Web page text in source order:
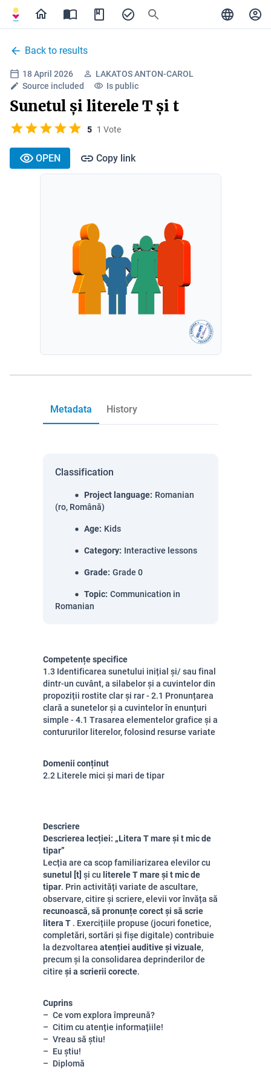
Back to results
18 April 2026
LAKATOS ANTON-CAROL
Source included
Is public
Sunetul și literele T și t
5 1 Vote
OPEN Copy link
Metadata History
Classification
Project language: Romanian
(ro, Română)
Age: Kids
Category: Interactive lessons
Grade: Grade 0
Topic: Communication in
Romanian
Competențe specifice
1.3 Identificarea sunetului inițial și/ sau final
dintr-un cuvânt, a silabelor și a cuvintelor din
propoziții rostite clar și rar - 2.1 Pronunțarea
clară a sunetelor și a cuvintelor în enunțuri
simple - 4.1 Trasarea elementelor grafice și a
contururilor literelor, folosind resurse variate
Domenii conținut
2.2 Literele mici și mari de tipar
Descriere
Descrierea lecției: „Litera T mare și t mic de
tipar”
Lecția are ca scop familiarizarea elevilor cu
sunetul [t] și cu literele T mare și t mic de
tipar. Prin activități variate de ascultare,
observare, citire și scriere, elevii vor învăța să
recunoască, să pronunțe corect și să scrie
litera T . Exercițiile propuse (jocuri fonetice,
completări, sortări și fișe digitale) contribuie
la dezvoltarea atenției auditive și vizuale,
precum și la consolidarea deprinderilor de
citire și a scrierii corecte.
Cuprins
Ce vom explora împreună?
Citim cu atenție informațiile!
Vreau să știu!
Eu știu!
Diplomă